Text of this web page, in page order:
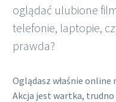
oglądać ulubione
telefonie, laptopie,
prawda?
Oglądasz właśnie
Akcja jest wartka, trudno